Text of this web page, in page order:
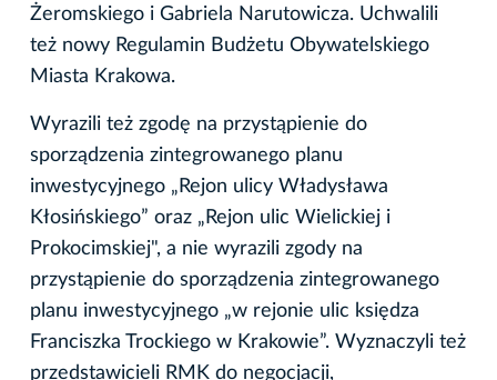
Żeromskiego i Gabriela Narutowicza. Uchwalili
też nowy Regulamin Budżetu Obywatelskiego
Miasta Krakowa.
Wyrazili też zgodę na przystąpienie do
sporządzenia zintegrowanego planu
inwestycyjnego „Rejon ulicy Władysława
Kłosińskiego” oraz „Rejon ulic Wielickiej i
Prokocimskiej", a nie wyrazili zgody na
przystąpienie do sporządzenia zintegrowanego
planu inwestycyjnego „w rejonie ulic księdza
Franciszka Trockiego w Krakowie”. Wyznaczyli też
przedstawicieli RMK do negocjacji,